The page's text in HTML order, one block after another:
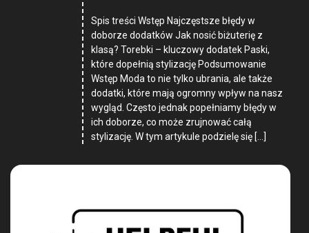
Spis treści Wstęp Najczęstsze błędy w
doborze dodatków Jak nosić biżuterię z
klasą? Torebki – kluczowy dodatek Paski,
które dopełnią stylizację Podsumowanie
Wstęp Moda to nie tylko ubrania, ale także
dodatki, które mają ogromny wpływ na nasz
wygląd. Często jednak popełniamy błędy w
ich doborze, co może zrujnować całą
stylizację. W tym artykule podzielę się […]